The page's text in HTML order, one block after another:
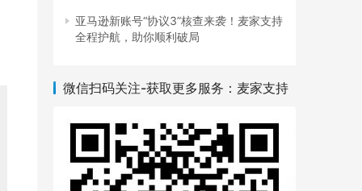
亚马逊新账号“协议3”核查来袭！麦家支持
全程护航，助你顺利破局
微信扫码关注-获取更多服务：麦家支持